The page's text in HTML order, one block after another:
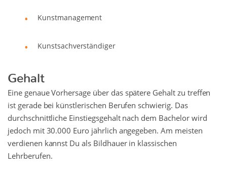
Kunstmanagement
Kunstsachverständiger
Gehalt
Eine genaue Vorhersage über das spätere Gehalt zu treffen
ist gerade bei künstlerischen Berufen schwierig. Das
durchschnittliche Einstiegsgehalt nach dem Bachelor wird
jedoch mit 30.000 Euro jährlich angegeben. Am meisten
verdienen kannst Du als Bildhauer in klassischen
Lehrberufen.